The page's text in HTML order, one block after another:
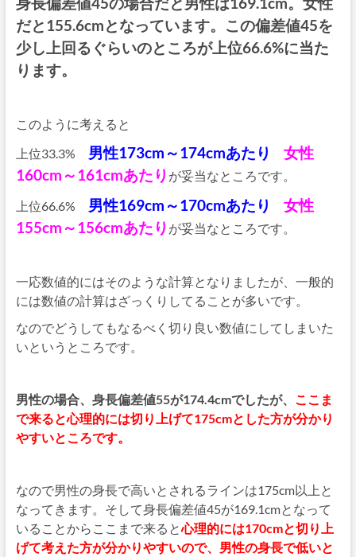
身長偏差値45の場合だと男性は169.1cm。女性
だと155.6cmとなっています。この偏差値45を
少し上回るぐらいのところが上位66.6%に当た
ります。
このように考えると
上位33.3% 男性173cm～174cmあたり
女性
160cm～161cmあたり が妥当なところです。
上位66.6% 男性169cm～170cmあたり
女性
155cm～156cmあたり が妥当なところです。
一応数値的にはそのような計算となりましたが、一般的
には数値の計算はざっくりしてることが多いです。
なのでどうしてもなるべく切り良い数値にしてしまいた
いというところです。
男性の場合、身長偏差値55が174.4cmでしたが、 ここま
で来ると心理的には切り上げて175cmとした方が分かり
やすいところです。
なので男性の身長で高いとされるラインは175cm以上と
なってきます。そして身長偏差値45が169.1cmとなって
いることからここまで来ると心理的には170cmと切り上
げて考えた方が分かりやすいので、男性の身長で低いと